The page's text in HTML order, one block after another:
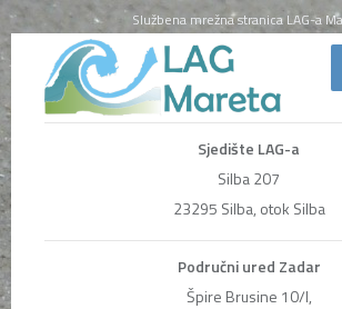
Službena mrežna stranica LAG-a
Sjedište LAG-a
Silba 207
23295 Silba, otok Silba
Područni ured Zadar
Špire Brusine 10/I,